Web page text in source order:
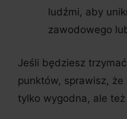
ludźmi, aby
zawodowego
Jeśli będziesz
punktów, sprawisz,
tylko wygodna, ale